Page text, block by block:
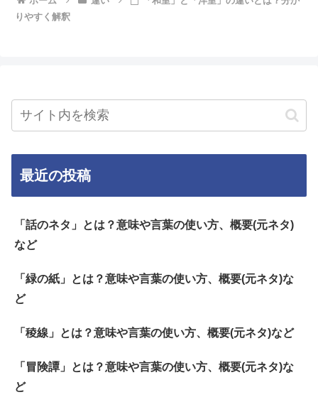
りやすく解釈
最近の投稿
「話のネタ」とは？意味や言葉の使い方、概要(元ネタ)
など
「緑の紙」とは？意味や言葉の使い方、概要(元ネタ)な
ど
「稜線」とは？意味や言葉の使い方、概要(元ネタ)など
「冒険譚」とは？意味や言葉の使い方、概要(元ネタ)な
ど